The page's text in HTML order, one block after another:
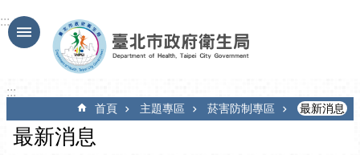
跳到主要內容區塊
:::
:::
首頁 主題專區 菸害防制專區 最新消息
最新消息